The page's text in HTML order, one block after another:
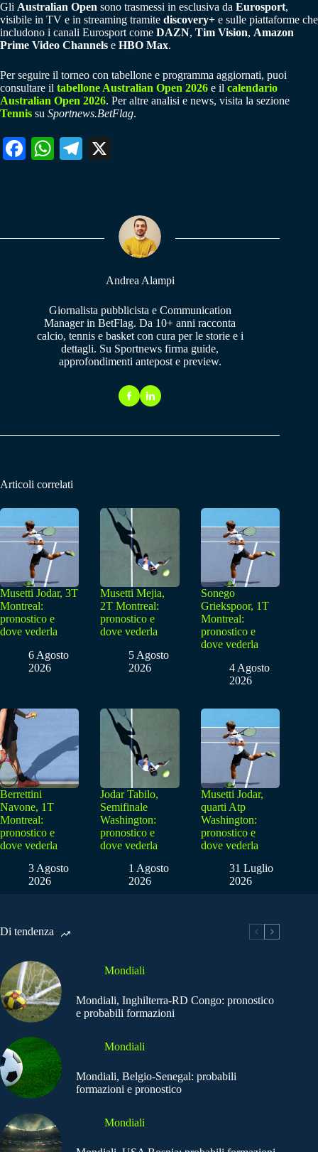
Gli Australian Open sono trasmessi in esclusiva da Eurosport,
visibile in TV e in streaming tramite discovery+ e sulle piattaforme che
includono i canali Eurosport come DAZN, Tim Vision, Amazon
Prime Video Channels e HBO Max.
Per seguire il torneo con tabellone e programma aggiornati, puoi
consultare il tabellone Australian Open 2026 e il calendario
Australian Open 2026. Per altre analisi e news, visita la sezione
Tennis su Sportnews.BetFlag.
Fa W
pp
Te
m
Andrea Alampi
Giornalista pubblicista e Communication
Manager in BetFlag. Da 10+ anni racconta
calcio, tennis e basket con cura per le storie e i
dettagli. Su Sportnews firma guide,
approfondimenti antepost e preview.
Articoli correlati
Musetti Jodar, 3T
Montreal:
pronostico e
dove vederla
6 Agosto
2026
Musetti Mejia,
2T Montreal:
pronostico e
dove vederla
5 Agosto
2026
Sonego
Griekspoor, 1T
Montreal:
pronostico e
dove vederla
4 Agosto
2026
Berrettini
Navone, 1T
Montreal:
pronostico e
dove vederla
3 Agosto
2026
Jodar Tabilo,
Semifinale
Washington:
pronostico e
dove vederla
1 Agosto
2026
Musetti Jodar,
quarti Atp
Washington:
pronostico e
dove vederla
31 Luglio
2026
Di tendenza
Mondiali
Mondiali, Inghilterra-RD Congo: pronostico
e probabili formazioni
Mondiali
Mondiali, Belgio-Senegal: probabili
formazioni e pronostico
Mondiali